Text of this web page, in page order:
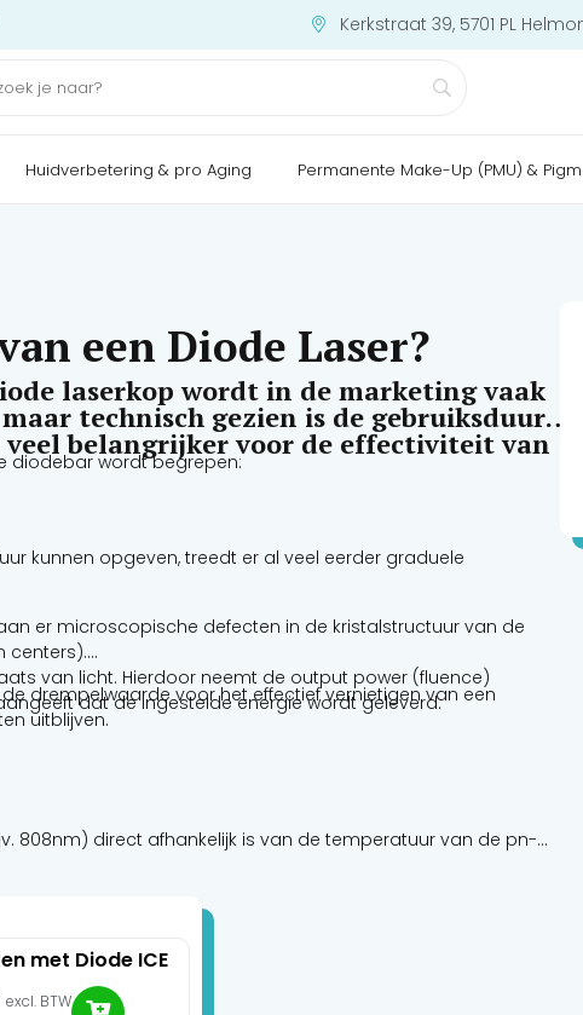
Kerkstraat 39, 5701 PL
Huidverbetering & pro Aging Permanente Make-Up (PMU) &
een Diode Laser?
laserkop wordt in de marketing vaak
technisch gezien is de gebruiksduur
belangrijker voor de effectiviteit van
diodebar wordt begrepen:
kunnen opgeven, treedt er al veel eerder graduele
er microscopische defecten in de kristalstructuur van de
centers).
van licht. Hierdoor neemt de output power (fluence)
dat de ingestelde energie wordt geleverd.
drempelwaarde voor het effectief vernietigen van een
uitblijven.
808nm) direct afhankelijk is van de temperatuur van de pn-
efficiënt wordt, stijgt de interne temperatuur sneller.
de golflengte doen verschuiven (typisch met ~0,3 nm per
klein lijkt, kan het de absorptie door melanine
minder specifiek de haarwortel raakt.
met Diode ICE
excl. BTW